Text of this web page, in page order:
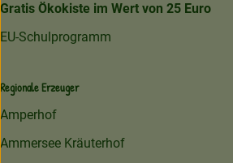
Gratis Ökokiste im Wert von 25 Euro
EU-Schulprogramm
Regionale Erzeuger
Amperhof
Ammersee Kräuterhof